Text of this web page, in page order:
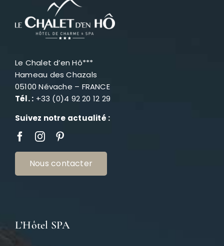
Le Chalet d’en Hô***
Hameau des Chazals
05100 Névache – FRANCE
Tél. : +33 (0)4 92 20 12 29
Suivez notre actualité :
Nous contacter
L’Hôtel SPA